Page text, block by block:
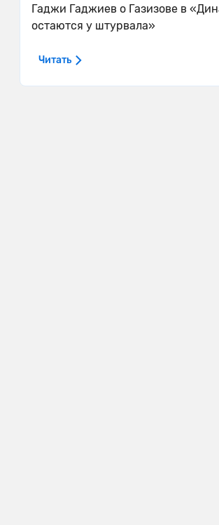
Гаджи Гаджиев о Газизове в
остаются у штурвала»
Читать